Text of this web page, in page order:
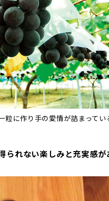
に作り手の愛情が詰まってい
られない楽しみと充実感が